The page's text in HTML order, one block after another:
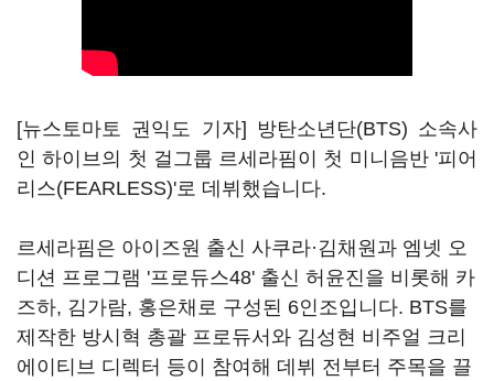
[뉴스토마토 권익도 기자] 방탄소년단(BTS) 소속사
인 하이브의 첫 걸그룹 르세라핌이 첫 미니음반 '피어
리스(FEARLESS)'로 데뷔했습니다.
르세라핌은 아이즈원 출신 사쿠라·김채원과 엠넷 오
디션 프로그램 '프로듀스48' 출신 허윤진을 비롯해 카
즈하, 김가람, 홍은채로 구성된 6인조입니다. BTS를
제작한 방시혁 총괄 프로듀서와 김성현 비주얼 크리
에이티브 디렉터 등이 참여해 데뷔 전부터 주목을 끌